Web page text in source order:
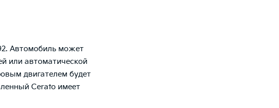
Автомобиль может
или автоматической
двигателем будет
Cerato имеет